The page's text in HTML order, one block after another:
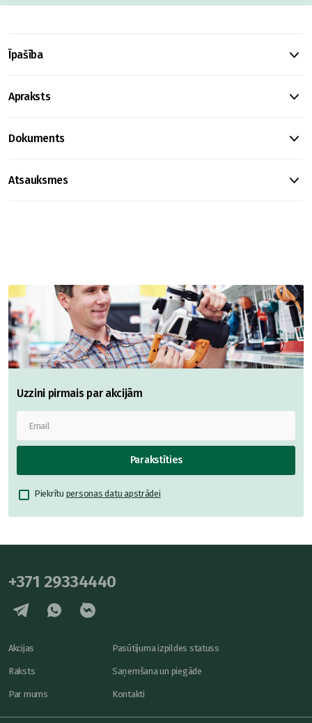
Īpašība
Apraksts
Dokuments
Atsauksmes
Uzzini pirmais par akcijām
Parakstīties
Piekrītu personas datu apstrādei
+371 29334440
Akcijas
Raksts
Par mums
Pasūtījuma izpildes statuss
Saņemšana un piegāde
Kontakti